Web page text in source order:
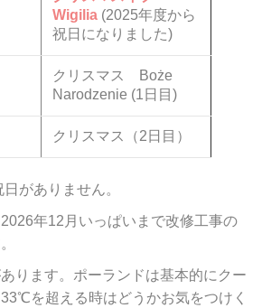
Wigilia (2025年度から
祝日になりました)
クリスマス Boże
Narodzenie (1日目)
クリスマス（2日目）
がありません。
年12月いっぱいまで改修工事の
ります。ポーランドは基本的にクー
を超える時はどうかお気をつけく